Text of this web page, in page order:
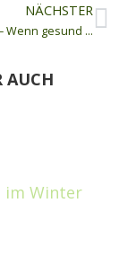
NÄCHSTER
Orthorexie – Wenn gesund essen zum Zwang wird.
AUCH